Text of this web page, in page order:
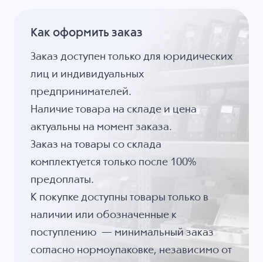
Как оформить заказ
Заказ доступен только для юридических
лиц и индивидуальных
предпринимателей.
Наличие товара на складе и цена
актуальны на момент заказа.
Заказ на товары со склада
комплектуется только после 100%
предоплаты.
К покупке доступны товары только в
наличии или обозначенные к
поступлению — минимальный заказ
согласно нормоупаковке, независимо от